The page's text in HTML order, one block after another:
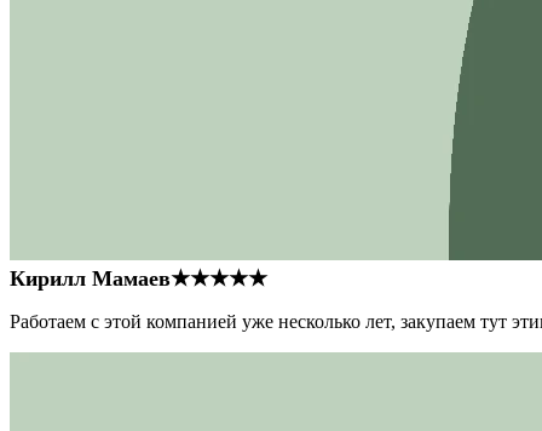
Кирилл Мамаев★★★★★
Работаем с этой компанией уже несколько лет, закупаем тут